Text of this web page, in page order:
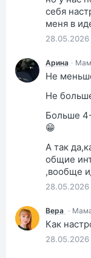
себя
меня в
28.05.2026
Арина ·
Не
Не
Больше
😁
А так
общие
,вообще
28.05.2026
Вера ·
Как
28.05.2026